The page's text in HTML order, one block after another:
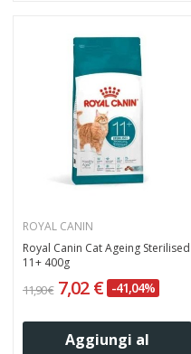
ROYAL CANIN
Royal Canin Cat Ageing Sterilised
11+ 400g
11,90 € 7,02 € -41,04%
Aggiungi al